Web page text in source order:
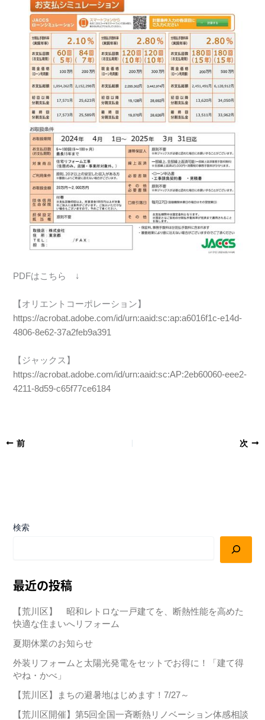
PDFはこちら ↓
【オリエントコーポレーション】
https://acrobat.adobe.com/id/urn:aaid:sc:ap:a6016f1c-e14d-
4806-8e62-37a2feb9a391
【ジャックス】
https://acrobat.adobe.com/id/urn:aaid:sc:AP:2eb60060-eee2-
4211-8d59-c65f77ce6184
前 次
検索
最近の投稿
【荒川区】 昭和レトロな一戸建てを、断熱性能を高めた
快適な住まいへリフォーム
夏期休業のお知らせ
外装リフォームと太陽光発電をセットでお得に！「建て得
やね・かべ」
【荒川区】まちの避暑地はじめます！7/27～
【荒川区開催】第5回全国一斉断熱リノベーション体感相談